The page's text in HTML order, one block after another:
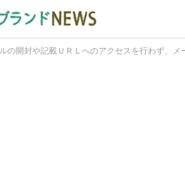
開封や記載ＵＲＬへのアクセスを行わず、メ